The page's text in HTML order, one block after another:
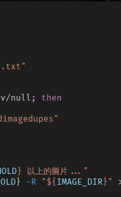
null;
then
} 以上的圖片..."
} -R "${ IMAGE_DIR}"